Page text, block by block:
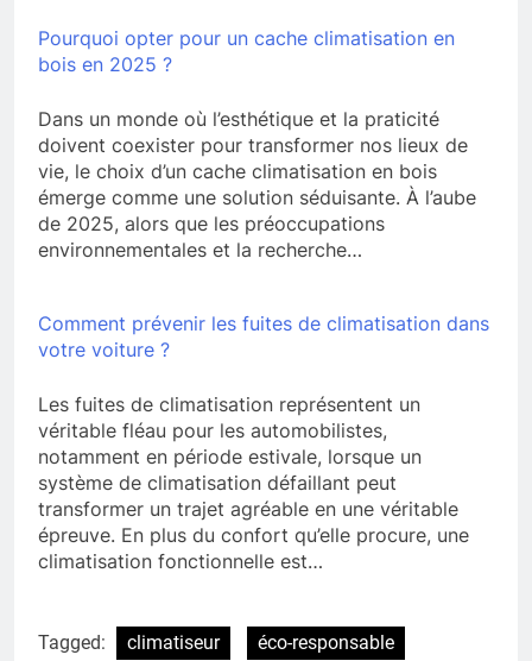
Pourquoi opter pour un cache climatisation en
bois en 2025 ?
Dans un monde où l’esthétique et la praticité
doivent coexister pour transformer nos lieux de
vie, le choix d’un cache climatisation en bois
émerge comme une solution séduisante. À l’aube
de 2025, alors que les préoccupations
environnementales et la recherche…
Comment prévenir les fuites de climatisation dans
votre voiture ?
Les fuites de climatisation représentent un
véritable fléau pour les automobilistes,
notamment en période estivale, lorsque un
système de climatisation défaillant peut
transformer un trajet agréable en une véritable
épreuve. En plus du confort qu’elle procure, une
climatisation fonctionnelle est…
Tagged: climatiseur
éco-responsable